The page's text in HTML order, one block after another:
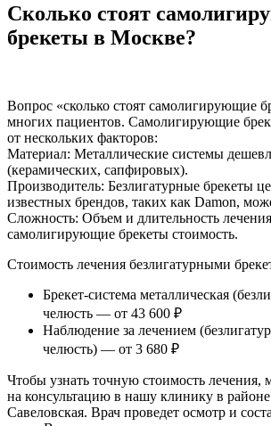
Сколько стоят
брекеты в Москве?
Вопрос «сколько стоят самолигирующие
многих пациентов. Самолигирующие
от нескольких факторов:
Материал: Металлические системы
(керамических, сапфировых).
Производитель: Безлигатурные брекеты
известных брендов, таких как Damon,
Сложность: Объем и длительность
самолигирующие брекеты стоимость.
Стоимость лечения безлигатурными
Брекет-система металлическая
челюсть — от 43 600 ₽
Наблюдение за лечением
челюсть) — от 3 680 ₽
Чтобы узнать точную стоимость лечения,
на консультацию в нашу клинику в
Савеловская. Врач проведет осмотр и